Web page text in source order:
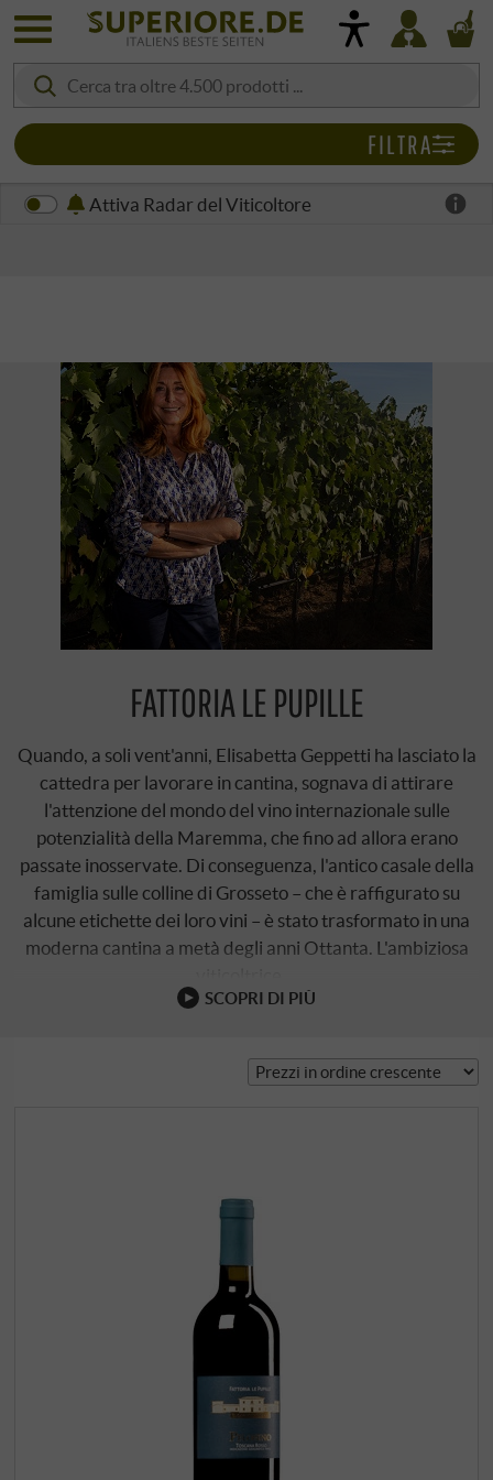
Attiva Radar del Viticoltore
FATTORIA LE PUPILLE
Quando, a soli vent'anni, Elisabetta Geppetti ha lasciato la
cattedra per lavorare in cantina, sognava di attirare
l'attenzione del mondo del vino internazionale sulle
potenzialità della Maremma, che fino ad allora erano
passate inosservate. Di conseguenza, l'antico casale della
famiglia sulle colline di Grosseto – che è raffigurato su
alcune etichette dei loro vini – è stato trasformato in una
moderna cantina a metà degli anni Ottanta. L'ambiziosa
SCOPRI DI PIÙ
FILTRA